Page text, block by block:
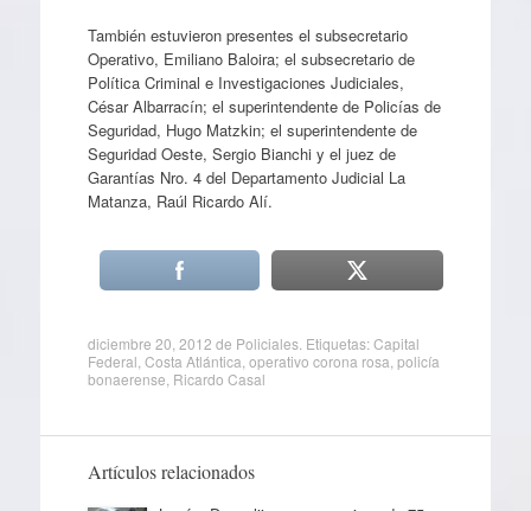
También estuvieron presentes el subsecretario
Operativo, Emiliano Baloira; el subsecretario de
Política Criminal e Investigaciones Judiciales,
César Albarracín; el superintendente de Policías de
Seguridad, Hugo Matzkin; el superintendente de
Seguridad Oeste, Sergio Bianchi y el juez de
Garantías Nro. 4 del Departamento Judicial La
Matanza, Raúl Ricardo Alí.
diciembre 20, 2012 de Policiales. Etiquetas:Capital
Federal Costa Atlántica operativo corona rosa policía
bonaerense Ricardo Casal
Artículos relacionados